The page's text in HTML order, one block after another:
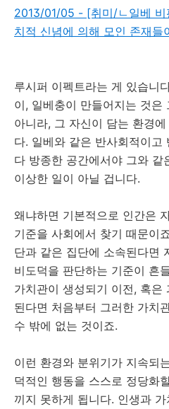
2013/01/05 - [취미/ㄴ일베
치적 신념에 의해 모인 존재들
루시퍼 이펙트라는 게 있습니
이, 일베충이 만들어지는 것은
아니라, 그 자신이 담는 환경
다. 일베와 같은 반사회적이고
다 방종한 공간에서야 그와 같
이상한 일이 아닐 겁니다.
왜냐하면 기본적으로 인간은
기준을 사회에서 찾기 때문이
단과 같은 집단에 소속된다면
비도덕을 판단하는 기준이 흔
가치관이 생성되기 이전, 혹은
된다면 처음부터 그러한 가치
수 밖에 없는 것이죠.
이런 환경와 분위기가 지속되
덕적인 행동을 스스로 정당화
끼지 못하게 됩니다. 인생과